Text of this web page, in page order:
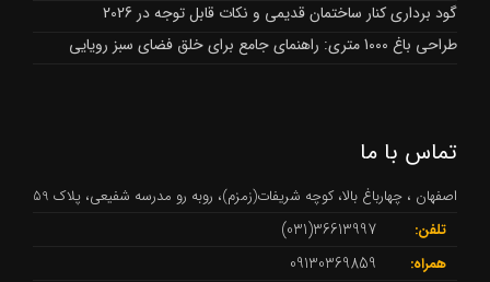
گود برداری کنار ساختمان قدیمی و نکات قابل توجه در 2026
طراحی باغ 1000 متری: راهنمای جامع برای خلق فضای سبز رویایی
تماس با ما
اصفهان ، چهارباغ بالا، کوچه شریفات(زمزم)، روبه رو مدرسه شفیعی، پلاک 59
تلفن:
36613997(031)
همراه: 09130369859